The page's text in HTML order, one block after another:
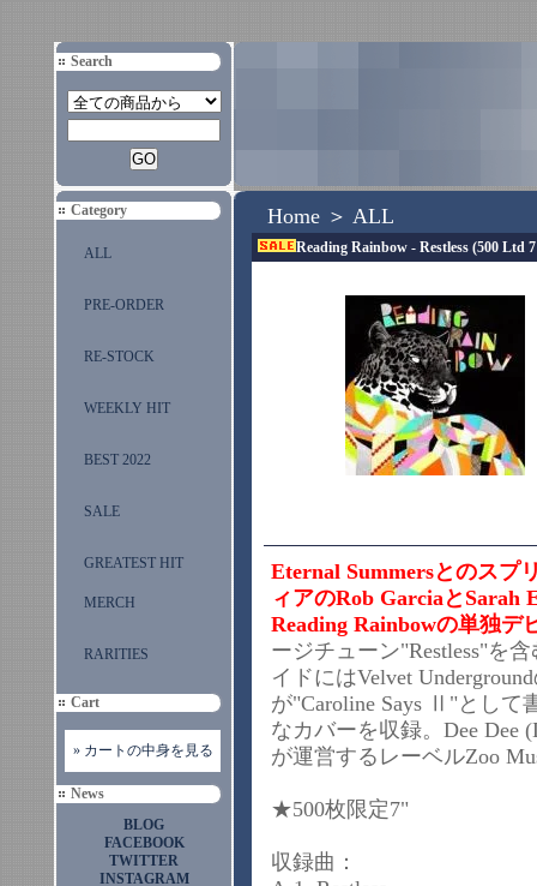
Search
Category
ALL
PRE-ORDER
RE-STOCK
WEEKLY HIT
BEST 2022
SALE
GREATEST HIT
MERCH
RARITIES
Cart
» カートの中身を見る
News
BLOG
FACEBOOK
TWITTER
INSTAGRAM
Home ＞ ALL
Reading Rainbow - Restless (500 Ltd
Eternal Summersとのスプ
ィアのRob GarciaとSarah
Reading Rainbowの単独デ
ージチューン"Restless"を
イドにはVelvet
が"Caroline Says Ⅱ"として
なカバーを収録。Dee Dee
が運営するレーベルZoo
★500枚限定7"
収録曲：